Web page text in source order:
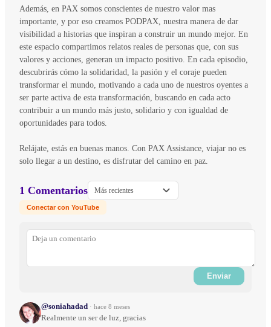
Además, en PAX somos conscientes de nuestro valor mas
importante, y por eso creamos PODPAX, nuestra manera de dar
visibilidad a historias que inspiran a construir un mundo mejor. En
este espacio compartimos relatos reales de personas que, con sus
valores y acciones, generan un impacto positivo. En cada episodio,
descubrirás cómo la solidaridad, la pasión y el coraje pueden
transformar el mundo, motivando a cada uno de nuestros oyentes a
ser parte activa de esta transformación, buscando en cada acto
contribuir a un mundo más justo, solidario y con igualdad de
oportunidades para todos.
Relájate, estás en buenas manos. Con PAX Assistance, viajar no es
solo llegar a un destino, es disfrutar del camino en paz.
1 Comentarios Más recientes
Conectar con YouTube
Enviar
@soniahadad · hace 8 meses
Realmente un ser de luz, gracias